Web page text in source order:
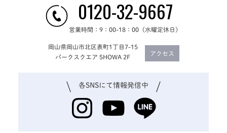
0120-32-9667
営業時間：9：00-18：00（水曜定休日）
岡山県岡山市北区表町1丁目7-15
パークスクエア SHOWA 2F
アクセス
各SNSにて情報発信中